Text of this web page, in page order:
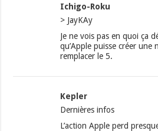
Ichigo-Roku
> JayKAy
Je ne vois pas en quoi ça
qu’Apple puisse créer une
remplacer le 5.
Kepler
Dernières infos
L’action Apple perd